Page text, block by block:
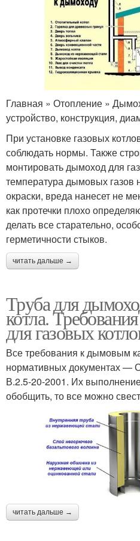
Главная » Отопление »
устройство, конструкция,
При установке газовых
соблюдать нормы. Также
монтировать дымоход для
температура дымовых газов
окраски, вреда нанесет не
как протечки плохо
делать все старательно,
герметичности стыков.
читать дальше →
Труба для
котла.
для газовых
Все требования к дымовым
нормативных документах
В.2.5-20-2001. Их
обобщить, то все можно
читать дальше →